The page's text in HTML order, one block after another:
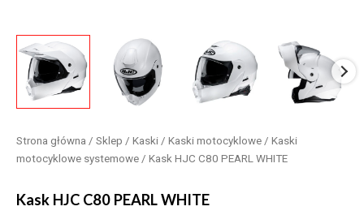
Strona główna / Sklep / Kaski / Kaski motocyklowe / Kaski
motocyklowe systemowe / Kask HJC C80 PEARL WHITE
Kask HJC C80 PEARL WHITE